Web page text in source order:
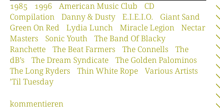
1985 1996 American Music Club
CD
Compilation
Danny & Dusty E.I.E.I.O.
Giant Sand
Green On Red
Lydia Lunch Miracle Legion
Nectar
Masters
Sonic Youth
The Band Of Blacky
Ranchette
The Beat Farmers The Connells
The
dB’s
The Dream Syndicate
The Golden Palominos
The Long Ryders
Thin White Rope
Various Artists
’Til Tuesday
kommentieren